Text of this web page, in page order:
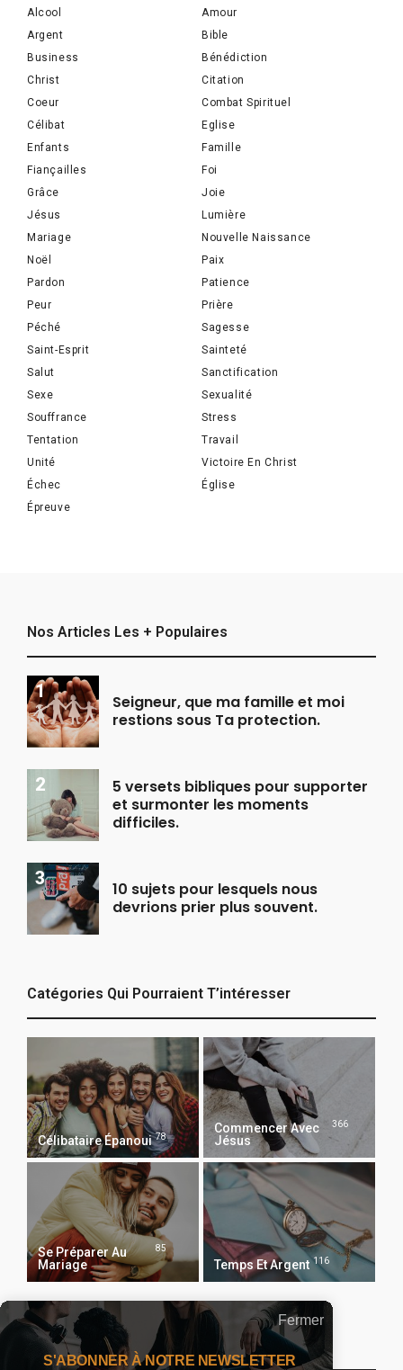
Alcool
Amour
Argent
Bible
Business
Bénédiction
Christ
Citation
Coeur
Combat Spirituel
Célibat
Eglise
Enfants
Famille
Fiançailles
Foi
Grâce
Joie
Jésus
Lumière
Mariage
Nouvelle Naissance
Noël
Paix
Pardon
Patience
Peur
Prière
Péché
Sagesse
Saint-Esprit
Sainteté
Salut
Sanctification
Sexe
Sexualité
Souffrance
Stress
Tentation
Travail
Unité
Victoire En Christ
Échec
Église
Épreuve
Nos Articles Les + Populaires
Seigneur, que ma famille et moi
restions sous Ta protection.
5 versets bibliques pour supporter
et surmonter les moments
difficiles.
10 sujets pour lesquels nous
devrions prier plus souvent.
Catégories Qui Pourraient T’intéresser
Célibataire Épanoui 78
Commencer Avec
Jésus
366
Se Préparer Au
Mariage
85
Temps Et Argent 116
Recevoir Notre Newsletter Chaque Matin
Fermer
S'ABONNER À NOTRE NEWSLETTER